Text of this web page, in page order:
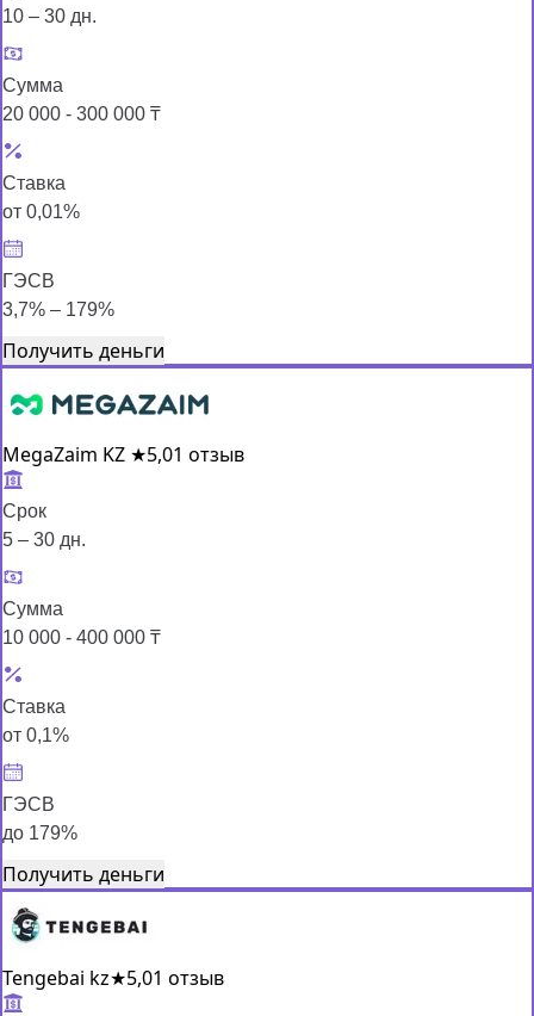
10 – 30 дн.
Сумма
20 000 - 300 000 ₸
Ставка
от 0,01%
ГЭСВ
3,7% – 179%
Получить деньги
MegaZaim KZ ★5,01 отзыв
Срок
5 – 30 дн.
Сумма
10 000 - 400 000 ₸
Ставка
от 0,1%
ГЭСВ
до 179%
Получить деньги
Tengebai kz★5,01 отзыв